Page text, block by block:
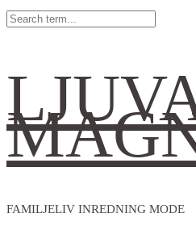
FAMILJELIV INREDNING MODE